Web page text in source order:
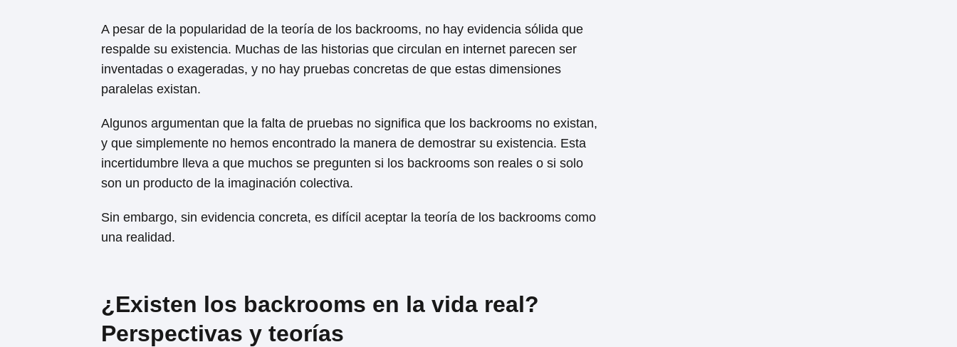
A pesar de la popularidad de la teoría de los backrooms, no hay evidencia sólida que
respalde su existencia. Muchas de las historias que circulan en internet parecen ser
inventadas o exageradas, y no hay pruebas concretas de que estas dimensiones
paralelas existan.
Algunos argumentan que la falta de pruebas no significa que los backrooms no existan,
y que simplemente no hemos encontrado la manera de demostrar su existencia. Esta
incertidumbre lleva a que muchos se pregunten si los backrooms son reales o si solo
son un producto de la imaginación colectiva.
Sin embargo, sin evidencia concreta, es difícil aceptar la teoría de los backrooms como
una realidad.
¿Existen los backrooms en la vida real?
Perspectivas y teorías